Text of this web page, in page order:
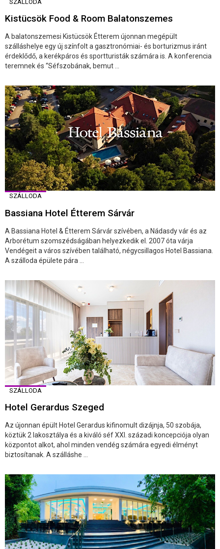
SZÁLLODA
Kistücsök Food & Room Balatonszemes
A balatonszemesi Kistücsök Étterem újonnan megépült
szálláshelye egy új színfolt a gasztronómiai- és borturizmus iránt
érdeklődő, a kerékpáros és sportturisták számára is. A konferencia
teremnek és “Séfszobának, bemut ...
SZÁLLODA
Bassiana Hotel Étterem Sárvár
A Bassiana Hotel & Étterem Sárvár szívében, a Nádasdy vár és az
Arborétum szomszédságában helyezkedik el. 2007 óta várja
Vendégeit a város szívében található, négycsillagos Hotel Bassiana.
A szálloda épülete pára ...
SZÁLLODA
Hotel Gerardus Szeged
Az újonnan épült Hotel Gerardus kifinomult dizájnja, 50 szobája,
köztük 2 lakosztálya és a kiváló séf XXI. századi koncepciója olyan
központot alkot, ahol minden vendég számára egyedi élményt
biztosítanak. A szálláshe ...